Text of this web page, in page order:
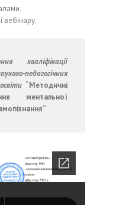
вебінару.
кваліфікації
педагогічних
“Методичні
ментальної
”